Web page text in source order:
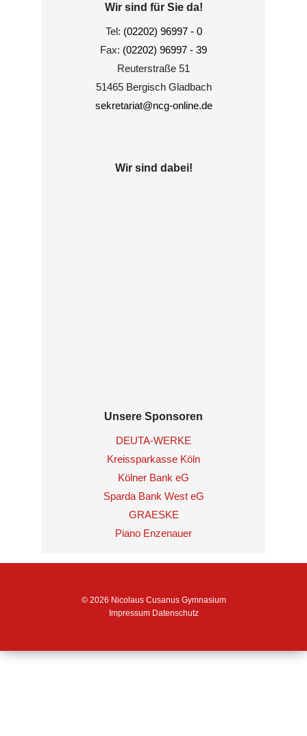
Wir sind für Sie da!
Tel: (02202) 96997 - 0
Fax: (02202) 96997 - 39
Reuterstraße 51
51465 Bergisch Gladbach
sekretariat@ncg-online.de
Wir sind dabei!
Unsere Sponsoren
DEUTA-WERKE
Kreissparkasse Köln
Kölner Bank eG
Sparda Bank West eG
GRAESKE
Piano Enzenauer
© 2026 Nicolaus Cusanus Gymnasium
Impressum Datenschutz